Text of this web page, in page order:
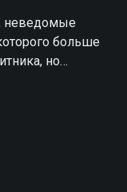
неведомые
больше
но
замену
Ученик
в